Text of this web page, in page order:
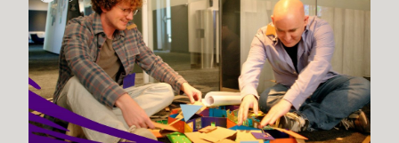
เทศกาล
แห่ง
Convergence!
การ
ผนึก
กำลัง